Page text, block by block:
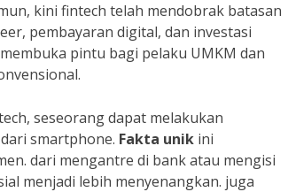
kini fintech telah mendobrak batasan
pembayaran digital, dan investasi
pintu bagi pelaku UMKM dan
seseorang dapat melakukan
smartphone. Fakta unik ini
dari mengantre di bank atau mengisi
menjadi lebih menyenangkan. juga